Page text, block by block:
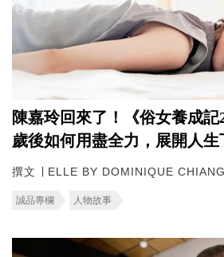
陳嘉玲回來了！《俗女養成
歲後如何用盡全力，展開人生
撰文 ∣ ELLE BY DOMINIQUE CHIANG
誠品專欄 人物故事